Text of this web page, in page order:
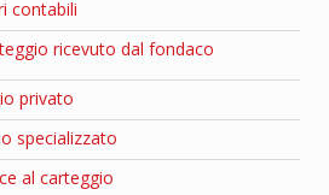
contabili
ricevuto dal fondaco
privato
specializzato
al carteggio